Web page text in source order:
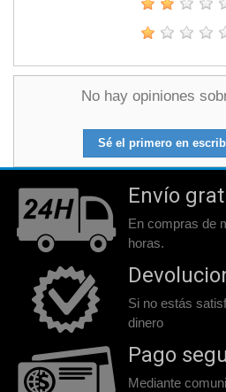
No hay opiniones
Sé el primero en
Envío
En compras de
horas.
Si no estás
dinero
Pago
Mediante